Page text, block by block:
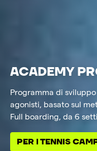
ACADEMY
Programma di
agonisti, basato sul
Full boarding, da 6
PER I TENNIS